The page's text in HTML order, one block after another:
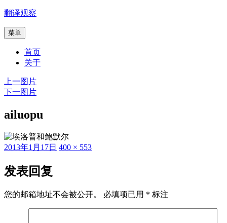
跳
内
翻译观察
菜单
首页
关于
上一图片
下一图片
ailuopu
发
于
2013年1月17日 原
400 × 553
发表回复
您的邮箱地址不会被公开。 必填项已用 * 标注